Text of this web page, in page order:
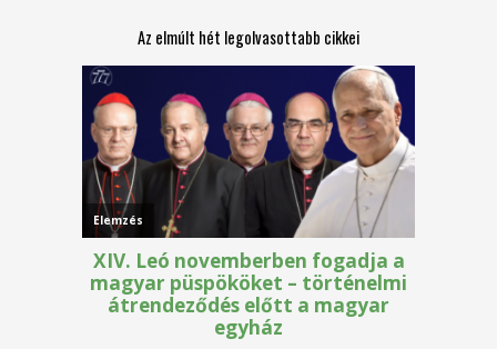
Az elmúlt hét legolvasottabb cikkei